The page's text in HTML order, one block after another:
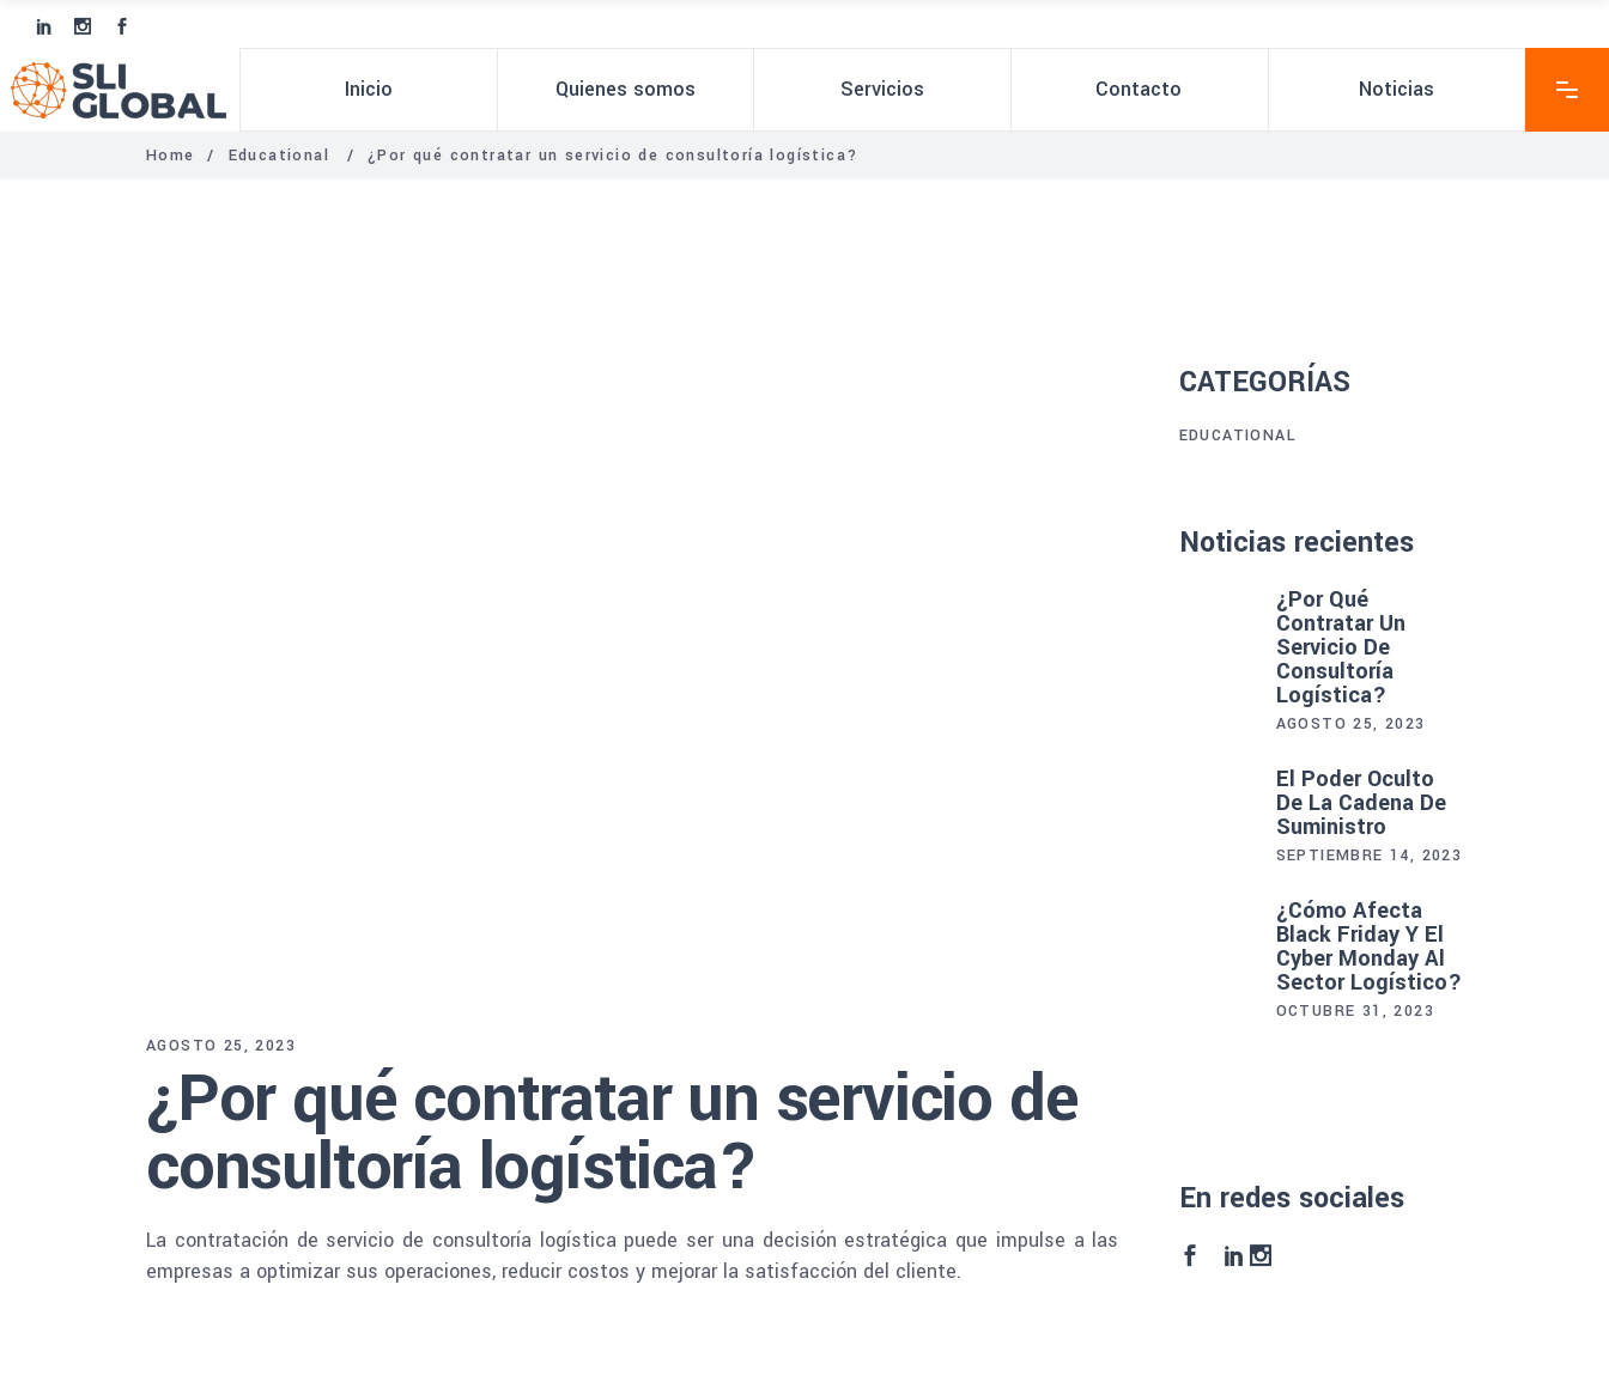
Inicio Quienes somos Servicios Contacto Noticias
Home / Educational /¿Por qué contratar un servicio de consultoría logística?
AGOSTO 25, 2023
¿Por qué contratar un servicio de
consultoría logística?
La contratación de servicio de consultoría logística puede ser una decisión estratégica que impulse a las
empresas a optimizar sus operaciones, reducir costos y mejorar la satisfacción del cliente.
CATEGORÍAS
EDUCATIONAL
Noticias recientes
¿Por Qué
Contratar Un
Servicio De
Consultoría
Logística?
AGOSTO 25, 2023
El Poder Oculto
De La Cadena De
Suministro
SEPTIEMBRE 14, 2023
¿Cómo Afecta
Black Friday Y El
Cyber Monday Al
Sector Logístico?
OCTUBRE 31, 2023
En redes sociales